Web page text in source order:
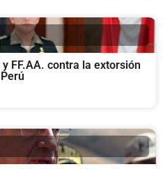
FF.AA. contra la extorsión